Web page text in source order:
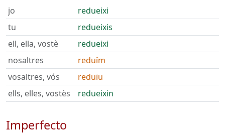
jo
redueixi
tu
redueixis
ell, ella, vostè
redueixi
nosaltres
reduïm
vosaltres, vós
reduïu
ells, elles, vostès
redueixin
Imperfecto